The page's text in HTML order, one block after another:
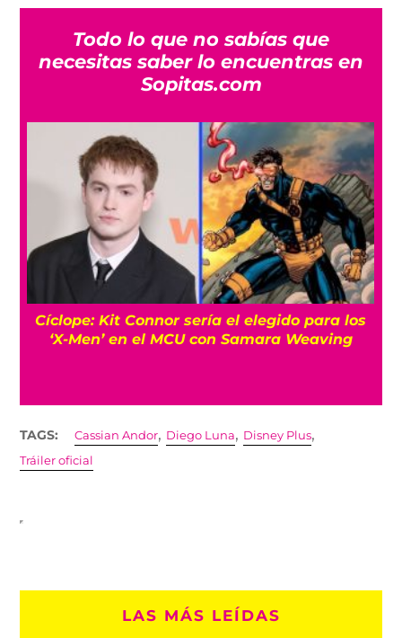
Todo lo que no sabías que
necesitas saber lo encuentras en
Sopitas.com
Cíclope: Kit Connor sería el elegido para los
‘X-Men’ en el MCU con Samara Weaving
TAGS: Cassian Andor, Diego Luna, Disney Plus,
Tráiler oficial
LAS MÁS LEÍDAS